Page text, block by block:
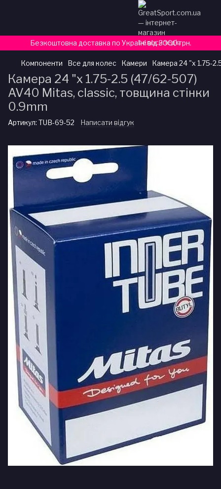
Безкоштовна доставка по Україні від 3000 грн.
Компоненти Все для колес Камери Камера 24 "x 1.75-
Камера 24 "x 1.75-2.5 (47/62-507)
AV40 Mitas, classic, товщина стінки
0.9mm
Артикул: TUB-69-52 Написати відгук